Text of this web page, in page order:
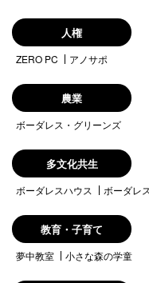
人権
ZERO PC アノサポ
農業
ボーダレス・グリーンズ
多文化共生
ボーダレスハウス ボーダレ
教育・子育て
夢中教室 小さな森の学童